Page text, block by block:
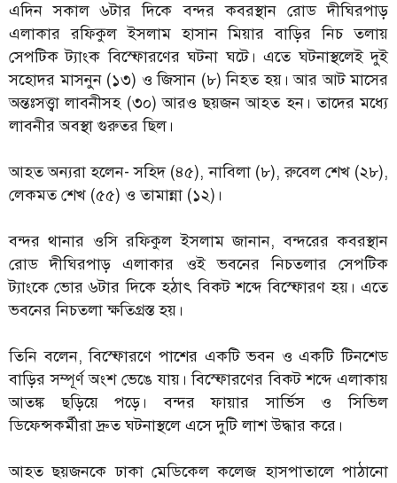
এদিন সকাল ৬টার দিকে বন্দর কবরস্থান রোড দীঘিরপাড়
এলাকার রফিকুল ইসলাম হাসান মিয়ার বাড়ির নিচ তলায়
সেপটিক ট্যাংক বিস্ফোরণের ঘটনা ঘটে। এতে ঘটনাস্থলেই দুই
সহোদর মাসনুন (১৩) ও জিসান (৮) নিহত হয়। আর আট মাসের
অন্তঃসত্ত্বা লাবনীসহ (৩০) আরও ছয়জন আহত হন। তাদের মধ্যে
লাবনীর অবস্থা গুরুতর ছিল।
আহত অন্যরা হলেন- সহিদ (৪৫), নাবিলা (৮), রুবেল শেখ (২৮),
লেকমত শেখ (৫৫) ও তামান্না (১২)।
বন্দর থানার ওসি রফিকুল ইসলাম জানান, বন্দরের কবরস্থান
রোড দীঘিরপাড় এলাকার ওই ভবনের নিচতলার সেপটিক
ট্যাংকে ভোর ৬টার দিকে হঠাৎ বিকট শব্দে বিস্ফোরণ হয়। এতে
ভবনের নিচতলা ক্ষতিগ্রস্ত হয়।
তিনি বলেন, বিস্ফোরণে পাশের একটি ভবন ও একটি টিনশেড
বাড়ির সম্পূর্ণ অংশ ভেঙে যায়। বিস্ফোরণের বিকট শব্দে এলাকায়
আতঙ্ক ছড়িয়ে পড়ে। বন্দর ফায়ার সার্ভিস ও সিভিল
ডিফেন্সকর্মীরা দ্রুত ঘটনাস্থলে এসে দুটি লাশ উদ্ধার করে।
আহত ছয়জনকে ঢাকা মেডিকেল কলেজ হাসপাতালে পাঠানো